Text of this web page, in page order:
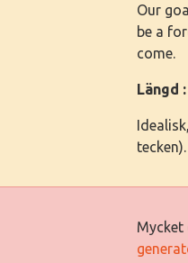
Our
be a
come.
Längd
Mycket